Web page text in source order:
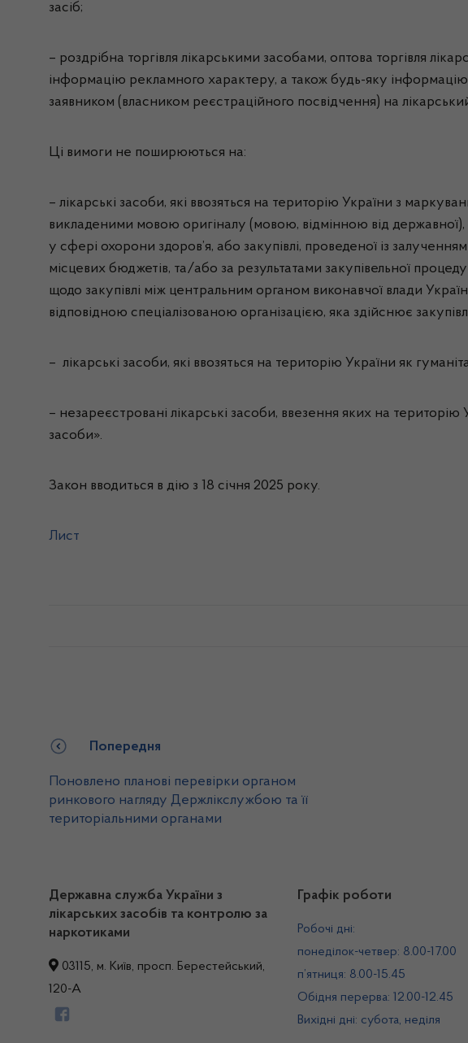
засіб;
– роздрібна торгівля лікарськими засобами, оптова торгівля
інформацію рекламного характеру, а також будь-яку
заявником (власником реєстраційного посвідчення) на
Ці вимоги не поширюються на:
– лікарські засоби, які ввозяться на територію України з
викладеними мовою оригіналу (мовою, відмінною від
у сфері охорони здоров’я, або закупівлі, проведеної із
місцевих бюджетів, та/або за результатами закупівельної
щодо закупівлі між центральним органом виконавчої влади
відповідною спеціалізованою організацією, яка здійснює
– лікарські засоби, які ввозяться на територію України як
– незареєстровані лікарські засоби, ввезення яких на
засоби».
Закон вводиться в дію з 18 січня 2025 року.
Лист
Попередня
Поновлено планові перевірки органом
ринкового нагляду Держлікслужбою та її
територіальними органами
Державна служба України з
лікарських засобів та контролю за
наркотиками
03115, м. Київ, просп. Берестейський,
120-А
Графік роботи
Робочі дні:
понеділок-четвер: 8.00-17.00
п’ятниця: 8.00-15.45
Обідня перерва: 12.00-12.45
Вихідні дні: субота, неділя